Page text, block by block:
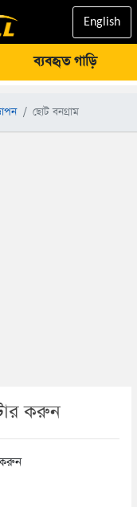
English
ব্যবহৃত গাড়ি
ছোট বনগ্রাম
করুন
করুন